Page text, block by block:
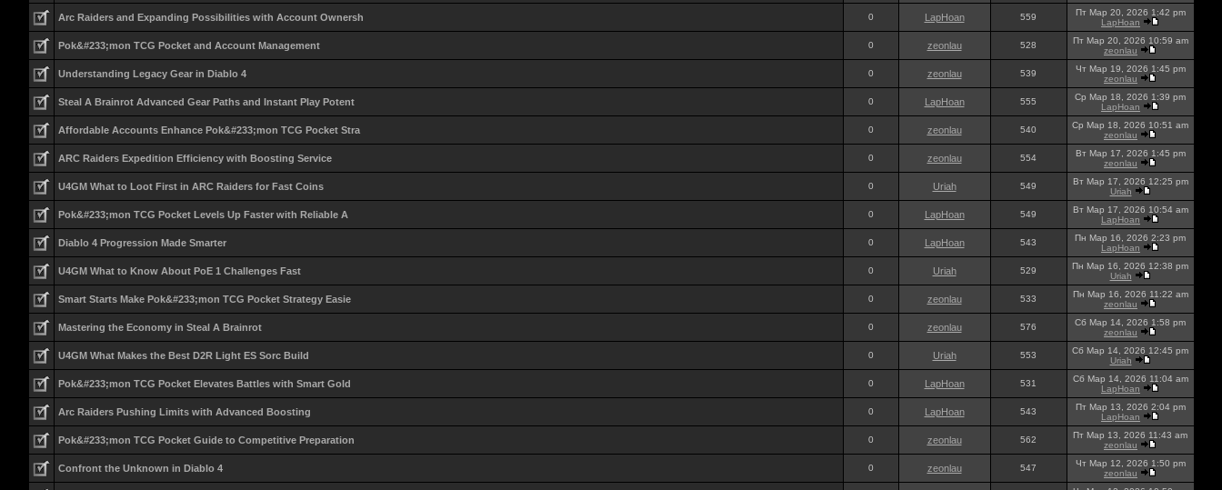
Arc Raiders and Expanding Possibilities with Account Ownersh 0 LapHoan 559
Пт Мар 20, 2026 1:42 pm
LapHoan
Pok&#233;mon TCG Pocket and Account Management 0 zeonlau 528
Пт Мар 20, 2026 10:59 am
zeonlau
Understanding Legacy Gear in Diablo 4 0 zeonlau 539
Чт Мар 19, 2026 1:45 pm
zeonlau
Steal A Brainrot Advanced Gear Paths and Instant Play Potent 0 LapHoan 555
Ср Мар 18, 2026 1:39 pm
LapHoan
Affordable Accounts Enhance Pok&#233;mon TCG Pocket Stra 0 zeonlau 540
Ср Мар 18, 2026 10:51 am
zeonlau
ARC Raiders Expedition Efficiency with Boosting Service 0 zeonlau 554
Вт Мар 17, 2026 1:45 pm
zeonlau
U4GM What to Loot First in ARC Raiders for Fast Coins 0 Uriah 549
Вт Мар 17, 2026 12:25 pm
Uriah
Pok&#233;mon TCG Pocket Levels Up Faster with Reliable A 0 LapHoan 549
Вт Мар 17, 2026 10:54 am
LapHoan
Diablo 4 Progression Made Smarter 0 LapHoan 543
Пн Мар 16, 2026 2:23 pm
LapHoan
U4GM What to Know About PoE 1 Challenges Fast 0 Uriah 529
Пн Мар 16, 2026 12:38 pm
Uriah
Smart Starts Make Pok&#233;mon TCG Pocket Strategy Easie 0 zeonlau 533
Пн Мар 16, 2026 11:22 am
zeonlau
Mastering the Economy in Steal A Brainrot 0 zeonlau 576
Сб Мар 14, 2026 1:58 pm
zeonlau
U4GM What Makes the Best D2R Light ES Sorc Build 0 Uriah 553
Сб Мар 14, 2026 12:45 pm
Uriah
Pok&#233;mon TCG Pocket Elevates Battles with Smart Gold 0 LapHoan 531
Сб Мар 14, 2026 11:04 am
LapHoan
Arc Raiders Pushing Limits with Advanced Boosting 0 LapHoan 543
Пт Мар 13, 2026 2:04 pm
LapHoan
Pok&#233;mon TCG Pocket Guide to Competitive Preparation 0 zeonlau 562
Пт Мар 13, 2026 11:43 am
zeonlau
Confront the Unknown in Diablo 4 0 zeonlau 547
Чт Мар 12, 2026 1:50 pm
zeonlau